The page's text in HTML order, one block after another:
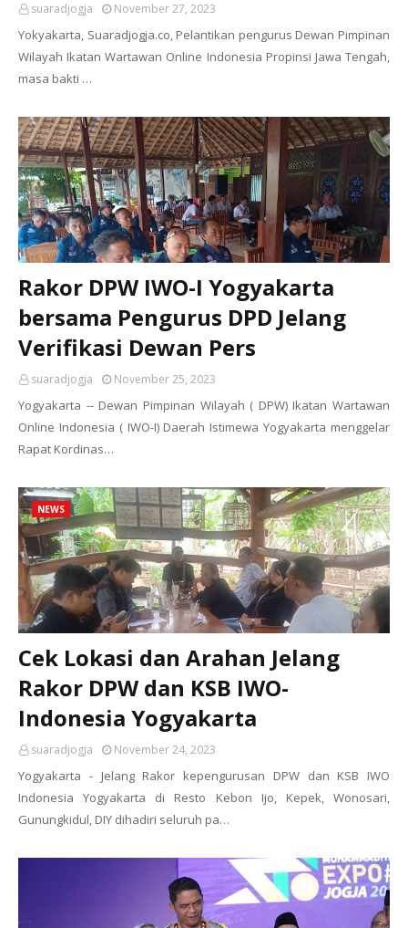
suaradjogja November 27, 2023
Yokyakarta, Suaradjogja.co, Pelantikan pengurus Dewan Pimpinan
Wilayah Ikatan Wartawan Online Indonesia Propinsi Jawa Tengah,
masa bakti …
Rakor DPW IWO-I Yogyakarta
bersama Pengurus DPD Jelang
Verifikasi Dewan Pers
suaradjogja November 25, 2023
Yogyakarta -- Dewan Pimpinan Wilayah ( DPW) Ikatan Wartawan
Online Indonesia ( IWO-I) Daerah Istimewa Yogyakarta menggelar
Rapat Kordinas…
NEWS
Cek Lokasi dan Arahan Jelang
Rakor DPW dan KSB IWO-
Indonesia Yogyakarta
suaradjogja November 24, 2023
Yogyakarta - Jelang Rakor kepengurusan DPW dan KSB IWO
Indonesia Yogyakarta di Resto Kebon Ijo, Kepek, Wonosari,
Gunungkidul, DIY dihadiri seluruh pa…